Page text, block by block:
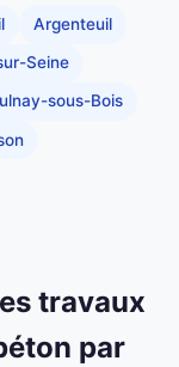
Argenteuil
Seine
sous-Bois
travaux
par